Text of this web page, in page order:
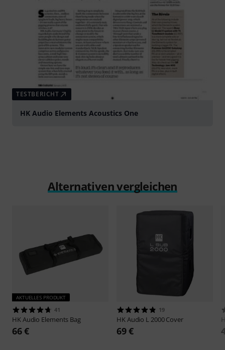
TESTBERICHT
HK Audio Elements Acoustics One
Alternativen vergleichen
AKTUELLES PRODUKT
41
HK Audio Elements Bag
66 €
19
HK Audio L 2000 Cover
69 €